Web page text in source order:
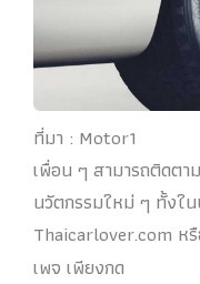
ที่มา : Motor1
เพื่อน ๆ สามารถติดตา
นวัตกรรมใหม่ ๆ ทั้งใ
Thaicarlover.com ห
เพจ เพียงกด